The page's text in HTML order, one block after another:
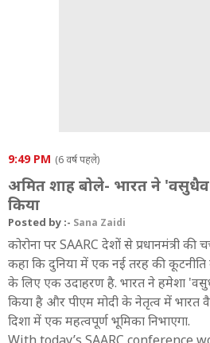
9:49 PM (6 वर्ष पहले)
अमित शाह बोले- भारत ने
किया
Posted by :- Sana Zaidi
कोरोना पर SAARC देशों से प्रधानमंत्री की
कहा कि दुनिया में एक नई तरह की
के लिए एक उदाहरण है. भारत ने हमेशा
किया है और पीएम मोदी के नेतृत्व में भारत
दिशा में एक महत्वपूर्ण भूमिका निभाएगा.